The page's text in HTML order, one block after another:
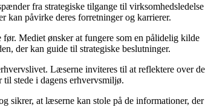
fra strategiske tilgange til virksomhedsledelse
kan påvirke deres forretninger og karrierer.
Mediet ønsker at fungere som en pålidelig kilde
der kan guide til strategiske beslutninger.
Læserne inviteres til at reflektere over de
stede i dagens erhvervsmiljø.
sikrer, at læserne kan stole på de informationer, der